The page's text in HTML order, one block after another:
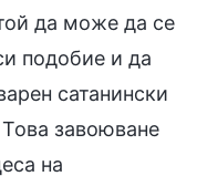
да може да се
подобие и да
сатанински
завоюване
на